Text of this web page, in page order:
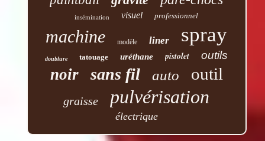
insémination visuel professionnel
machine modèle liner spray
doublure tatouage uréthane pistolet outils
noir sans fil auto outil
graisse pulvérisation
électrique